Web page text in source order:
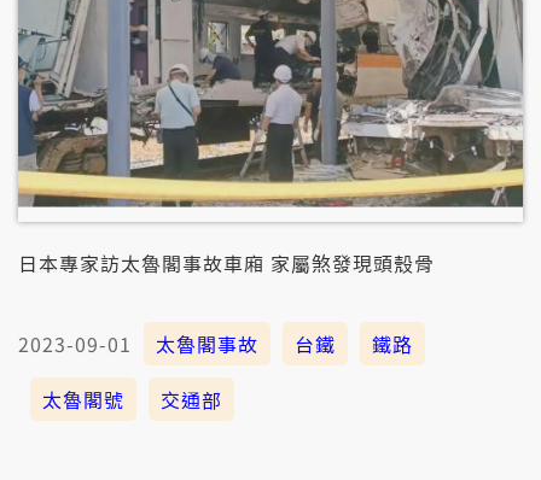
日本專家訪太魯閣事故車廂 家屬煞發現頭殼骨
2023-09-01 太魯閣事故 台鐵
鐵路
太魯閣號
交通部